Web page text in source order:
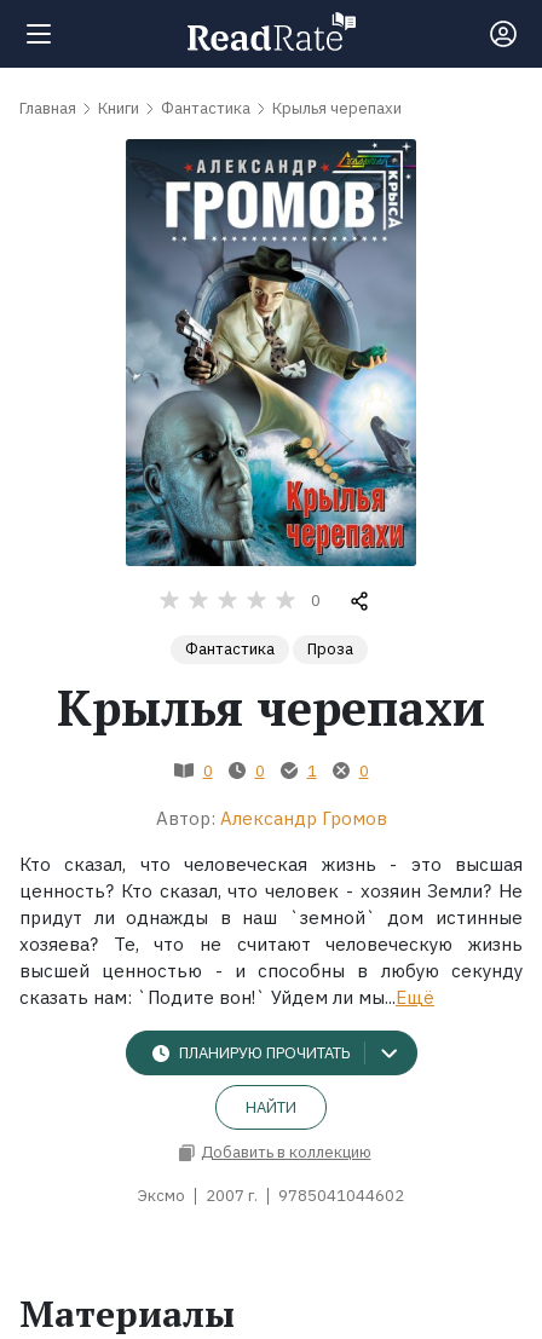
Поиск
Рейтинги
обсуждаемые
Экранизации
Главная Книги Фантастика Крылья черепахи
0
Фантастика Проза
Крылья черепахи
0 0 1 0
Автор: Александр Громов
Кто сказал, что человеческая жизнь - это высшая
ценность? Кто сказал, что человек - хозяин Земли? Не
придут ли однажды в наш `земной` дом истинные
хозяева? Те, что не считают человеческую жизнь
высшей ценностью - и способны в любую секунду
сказать нам: `Подите вон!` Уйдем ли мы...Ещё
ПЛАНИРУЮ ПРОЧИТАТЬ
НАЙТИ
Добавить в коллекцию
Эксмо 2007 г. 9785041044602
Материалы